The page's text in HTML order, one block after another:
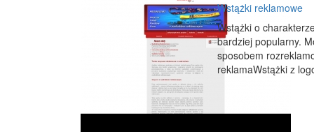
Wstążki reklamowe
Wstążki o
bardziej popularny.
sposobem
reklamaWstążki z